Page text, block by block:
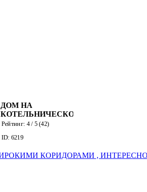
ДОМ НА
КОТЕЛЬНИЧЕСКОЙ
(РЕКОНСТРУКЦИЯ
Рейтинг: 4/ 5 (42)
ID: 6219